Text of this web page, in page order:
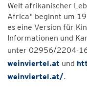
Welt afrikanischer
Africa" beginnt um
es eine Version für
Informationen und
unter 02956/2204-
weinviertel.at und
weinviertel.at/.